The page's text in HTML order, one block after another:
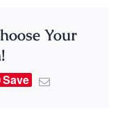
Your
Save